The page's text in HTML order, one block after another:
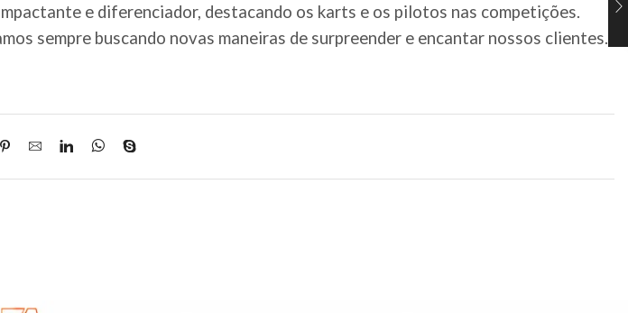
e diferenciador, destacando os karts e os pilotos nas competições.
sempre buscando novas maneiras de surpreender e encantar nossos clientes.